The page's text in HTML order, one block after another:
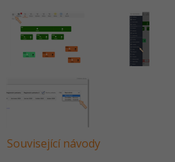
Související návody